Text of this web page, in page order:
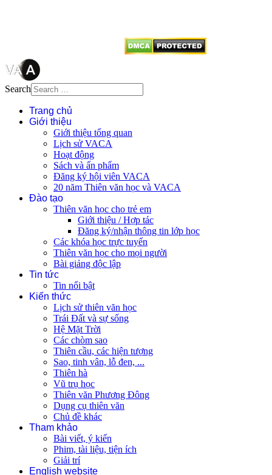
Search
Trang chủ
Giới thiệu
Giới thiệu tổng quan
Lịch sử VACA
Hoạt động
Sách và ấn phẩm
Đăng ký hội viên VACA
20 năm Thiên văn học và VACA
Đào tạo
Thiên văn học cho trẻ em
Giới thiệu / Hợp tác
Đăng ký/nhận thông tin lớp học
Các khóa học trực tuyến
Thiên văn học cho mọi người
Bài giảng độc lập
Tin tức
Tin nổi bật
Kiến thức
Lịch sử thiên văn học
Trái Đất và sự sống
Hệ Mặt Trời
Các chòm sao
Thiên cầu, các hiện tượng
Sao, tinh vân, lỗ đen, ...
Thiên hà
Vũ trụ học
Thiên văn Phương Đông
Dụng cụ thiên văn
Chủ đề khác
Tham khảo
Bài viết, ý kiến
Phim, tài liệu, tiện ích
Giải trí
English website